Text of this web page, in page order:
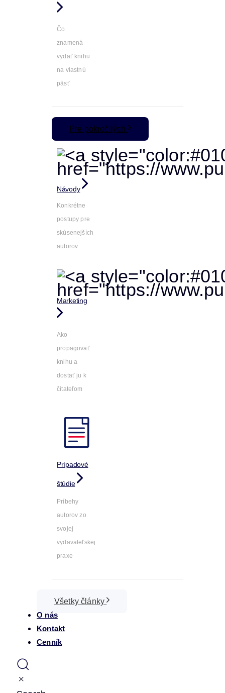
Čo
znamená
vydať knihu
na vlastnú
päsť
Pre pokročilých
Návody
Konkrétne
postupy pre
skúsenejších
autorov
Marketing
Ako
propagovať
knihu a
dostať ju k
čitateľom
Prípadové
štúdie
Príbehy
autorov zo
svojej
vydavateľskej
praxe
Všetky články
O nás
Kontakt
Cenník